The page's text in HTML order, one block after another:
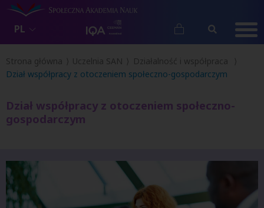
PL
Strona główna Uczelnia SAN
Działalność i współpraca
Dział współpracy z otoczeniem społeczno-gospodarczym
Dział współpracy z otoczeniem społeczno-
gospodarczym